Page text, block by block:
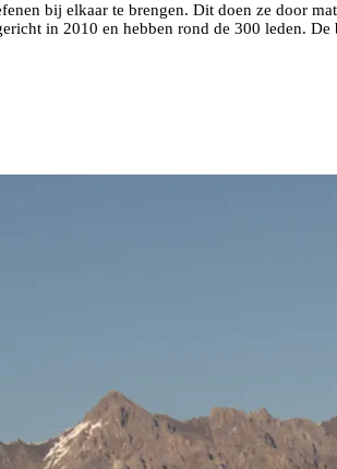
bij elkaar te brengen. Dit doen ze door
in 2010 en hebben rond de 300 leden.